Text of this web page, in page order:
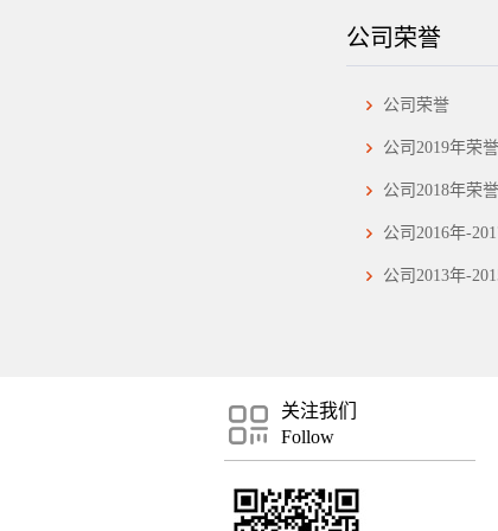
公司荣誉
公司荣誉
公司2019年荣誉
公司2018年荣誉
公司2016年-
公司2013年-
关注我们
Follow